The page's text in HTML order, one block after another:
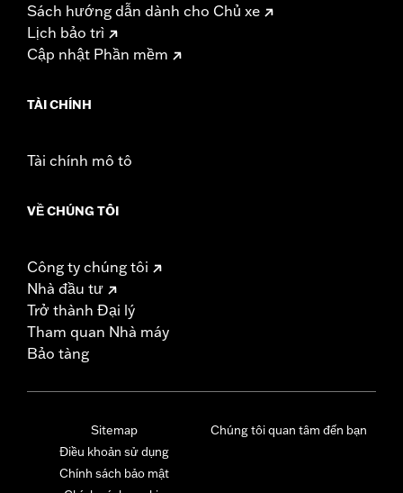
Sách hướng dẫn dành cho Chủ xe
Lịch bảo trì
Cập nhật Phần mềm
TÀI CHÍNH
Tài chính mô tô
VỀ CHÚNG TÔI
Công ty chúng tôi
Nhà đầu tư
Trở thành Đại lý
Tham quan Nhà máy
Bảo tàng
Sitemap
Điều khoản sử dụng
Chính sách bảo mật
Chúng tôi quan tâm đến bạn